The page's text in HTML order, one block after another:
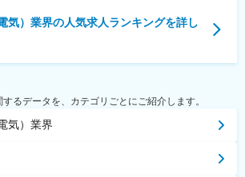
気）業界の人気求人ランキングを詳し
るデータを、カテゴリごとにご紹介します。
気）業界